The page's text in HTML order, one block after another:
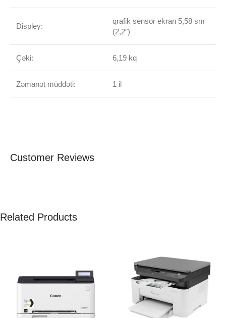
Displey:
qrafik sensor ekran 5,58 sm
(2,2″)
Çəki: 6,19 kq
Zəmanət müddəti: 1 il
Customer Reviews
Related Products